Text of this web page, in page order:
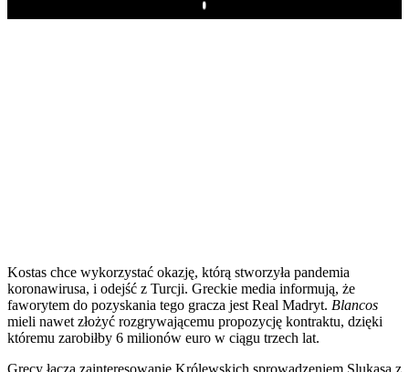
Play
Kostas chce wykorzystać okazję, którą stworzyła pandemia
koronawirusa, i odejść z Turcji. Greckie media informują, że
faworytem do pozyskania tego gracza jest Real Madryt. Blancos
mieli nawet złożyć rozgrywającemu propozycję kontraktu, dzięki
któremu zarobiłby 6 milionów euro w ciągu trzech lat.
Grecy łączą zainteresowanie Królewskich sprowadzeniem Slukasa z